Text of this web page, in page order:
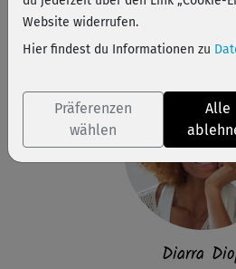
Diarra Diop
Matte, optional: Yoga-Block
Diarra
Website widerrufen.
Hier findest du Informationen zu
Präferenzen
wählen
Alle